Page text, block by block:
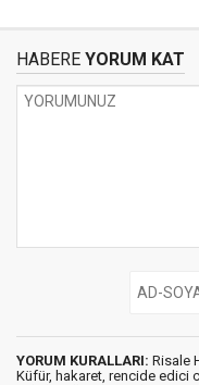
HABERE YORUM KAT
YORUM KURALLARI: Risale
Küfür, hakaret, rencide edici